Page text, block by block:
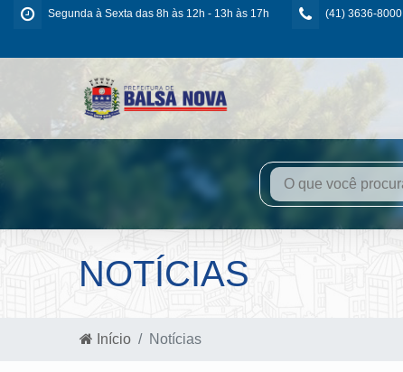
Segunda à Sexta das 8h às 12h - 13h às 17h (41) 3636-8000
NOTÍCIAS
Início Notícias